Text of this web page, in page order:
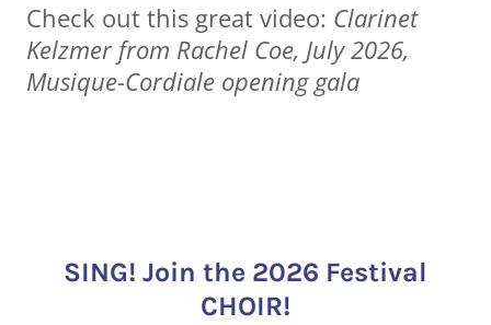
Check out this great video: Clarinet
Kelzmer from Rachel Coe, July 2026,
Musique-Cordiale opening gala
SING! Join the 2026 Festival
CHOIR!